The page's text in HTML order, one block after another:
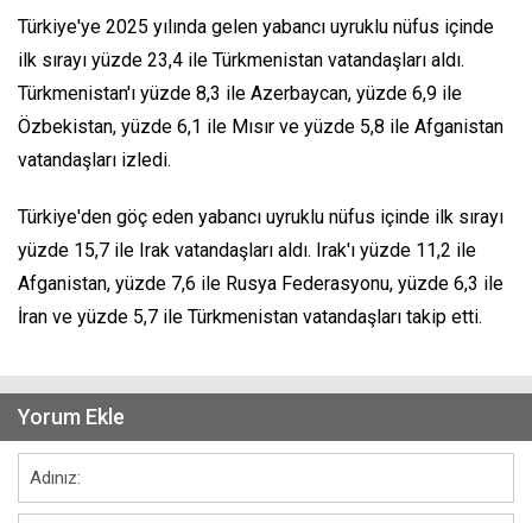
Türkiye'ye 2025 yılında gelen yabancı uyruklu nüfus içinde
ilk sırayı yüzde 23,4 ile Türkmenistan vatandaşları aldı.
Türkmenistan'ı yüzde 8,3 ile Azerbaycan, yüzde 6,9 ile
Özbekistan, yüzde 6,1 ile Mısır ve yüzde 5,8 ile Afganistan
vatandaşları izledi.
Türkiye'den göç eden yabancı uyruklu nüfus içinde ilk sırayı
yüzde 15,7 ile Irak vatandaşları aldı. Irak'ı yüzde 11,2 ile
Afganistan, yüzde 7,6 ile Rusya Federasyonu, yüzde 6,3 ile
İran ve yüzde 5,7 ile Türkmenistan vatandaşları takip etti.
Yorum Ekle